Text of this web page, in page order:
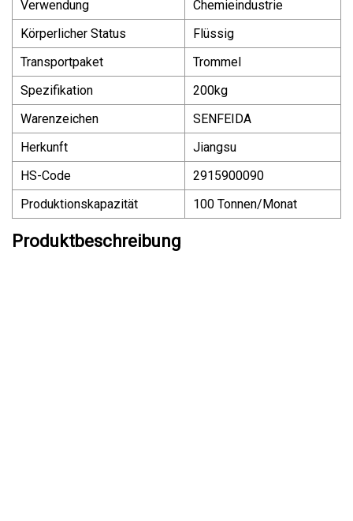
Verwendung
Chemieindustrie
Körperlicher Status
Flüssig
Transportpaket
Trommel
Spezifikation
200kg
Warenzeichen
SENFEIDA
Herkunft
Jiangsu
HS-Code
2915900090
Produktionskapazität
100 Tonnen/Monat
Produktbeschreibung